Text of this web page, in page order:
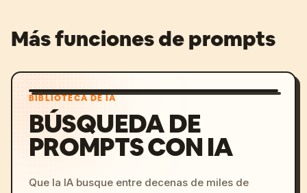
Más funciones de prompts
BIBLIOTECA DE IA
BÚSQUEDA DE
PROMPTS CON IA
Que la IA busque entre decenas de miles de